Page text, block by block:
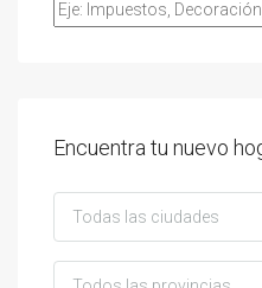
Encuentra tu nuevo
Todas las ciudades